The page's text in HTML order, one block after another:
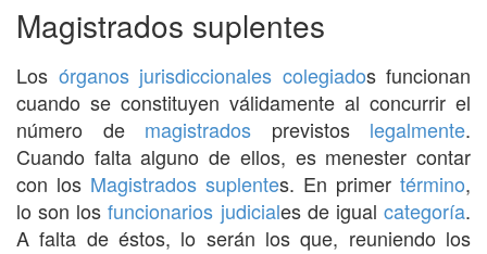
Magistrados suplentes
Los órganos jurisdiccionales colegiados funcionan
cuando se constituyen válidamente al concurrir el
número de magistrados previstos legalmente.
Cuando falta alguno de ellos, es menester contar
con los Magistrados suplentes. En primer término,
lo son losfuncionarios judiciales de igualcategoría.
A falta de éstos, lo serán los que, reuniendo los